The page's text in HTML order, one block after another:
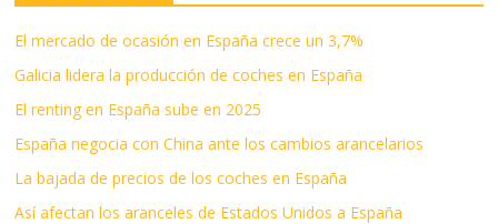
El mercado de ocasión en España crece un 3,7%
Galicia lidera la producción de coches en España
El renting en España sube en 2025
España negocia con China ante los cambios arancelarios
La bajada de precios de los coches en España
Así afectan los aranceles de Estados Unidos a España